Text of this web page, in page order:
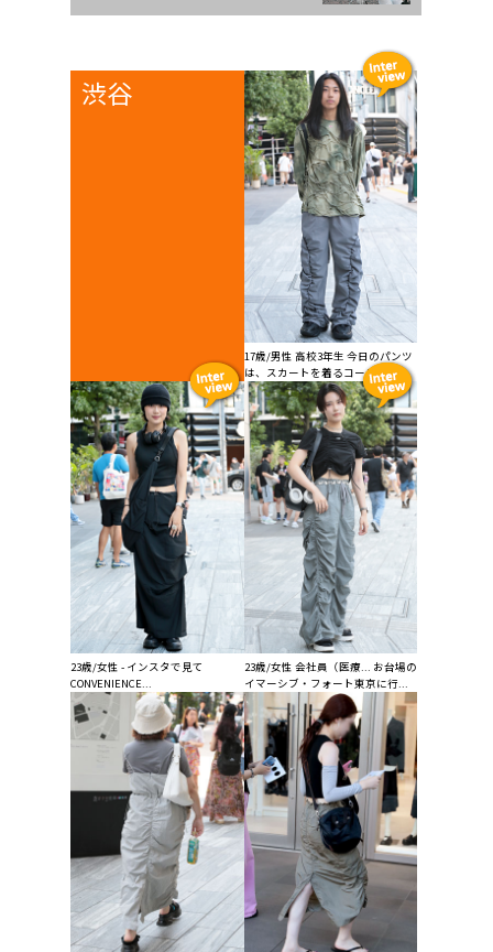
渋谷
17歳/男性 高校3年生 今日のパンツ
は、スカートを着るコーデ...
23歳/女性 - インスタで見て
CONVENIENCE...
23歳/女性 会社員（医療... お台場の
イマーシブ・フォート東京に行...